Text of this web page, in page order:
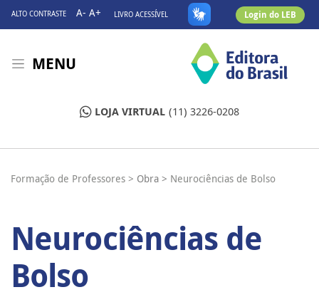
ALTO CONTRASTE A- A+ LIVRO ACESSÍVEL Login do LEB
MENU
LOJA VIRTUAL (11) 3226-0208
Formação de Professores > Obra > Neurociências de Bolso
Neurociências de
Bolso